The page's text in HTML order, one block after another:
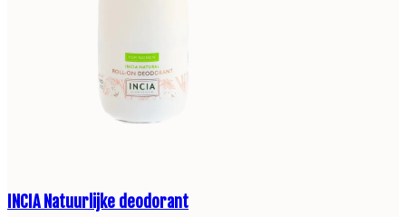
INCIA Natuurlijke deodorant